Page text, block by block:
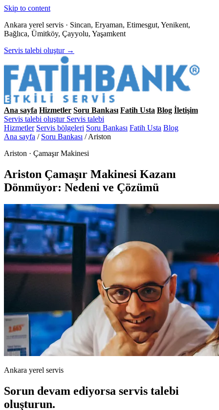
Skip to content
Ankara yerel servis · Sincan, Eryaman, Etimesgut, Yenikent,
Bağlıca, Ümitköy, Çayyolu, Yaşamkent
Servis talebi oluştur →
Ana sayfa Hizmetler Soru Bankası Fatih Usta Blog İletişim
Servis talebi oluştur Servis talebi
Hizmetler Servis bölgeleri Soru Bankası Fatih Usta Blog
Ana sayfa / Soru Bankası / Ariston
Ariston · Çamaşır Makinesi
Ariston Çamaşır Makinesi Kazanı
Dönmüyor: Nedeni ve Çözümü
Ankara yerel servis
Sorun devam ediyorsa servis talebi
oluşturun.